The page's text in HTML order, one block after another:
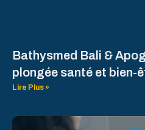
Bathysmed Bali &
plongée santé et bien-
Lire Plus »